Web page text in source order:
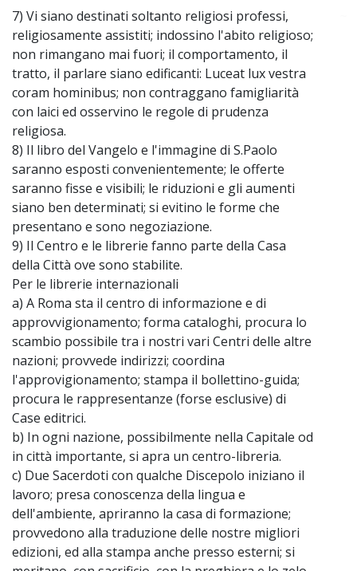
7) Vi siano destinati soltanto religiosi professi,
religiosamente assistiti; indossino l'abito religioso;
non rimangano mai fuori; il comportamento, il
tratto, il parlare siano edificanti: Luceat lux vestra
coram hominibus; non contraggano famigliarità
con laici ed osservino le regole di prudenza
religiosa.
8) Il libro del Vangelo e l'immagine di S.Paolo
saranno esposti convenientemente; le offerte
saranno fisse e visibili; le riduzioni e gli aumenti
siano ben determinati; si evitino le forme che
presentano e sono negoziazione.
9) Il Centro e le librerie fanno parte della Casa
della Città ove sono stabilite.
Per le librerie internazionali
a) A Roma sta il centro di informazione e di
approvvigionamento; forma cataloghi, procura lo
scambio possibile tra i nostri vari Centri delle altre
nazioni; provvede indirizzi; coordina
l'approvigionamento; stampa il bollettino-guida;
procura le rappresentanze (forse esclusive) di
Case editrici.
b) In ogni nazione, possibilmente nella Capitale od
in città importante, si apra un centro-libreria.
c) Due Sacerdoti con qualche Discepolo iniziano il
lavoro; presa conoscenza della lingua e
dell'ambiente, apriranno la casa di formazione;
provvedono alla traduzione delle nostre migliori
edizioni, ed alla stampa anche presso esterni; si